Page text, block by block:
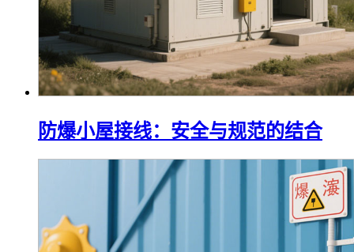
防爆小屋接线：安全与规范的结合